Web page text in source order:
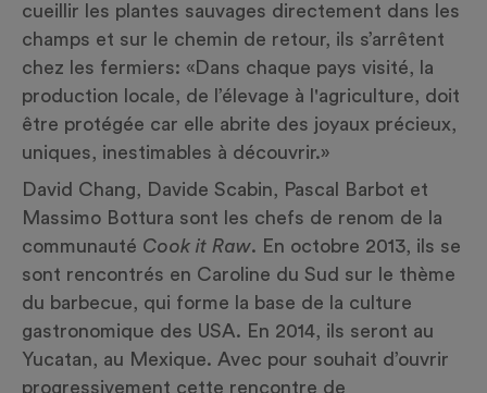
cueillir les plantes sauvages directement dans les
champs et sur le chemin de retour, ils s’arrêtent
chez les fermiers: «Dans chaque pays visité, la
production locale, de l’élevage à l'agriculture, doit
être protégée car elle abrite des joyaux précieux,
uniques, inestimables à découvrir.»
David Chang, Davide Scabin, Pascal Barbot et
Massimo Bottura sont les chefs de renom de la
communauté Cook it Raw. En octobre 2013, ils se
sont rencontrés en Caroline du Sud sur le thème
du barbecue, qui forme la base de la culture
gastronomique des USA. En 2014, ils seront au
Yucatan, au Mexique. Avec pour souhait d’ouvrir
progressivement cette rencontre de